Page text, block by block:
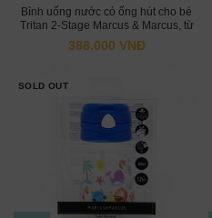
Bình uống nước có ống hút cho bé
Tritan 2-Stage Marcus & Marcus, từ
12 tháng – Hồng
388.000 VNĐ
SOLD OUT